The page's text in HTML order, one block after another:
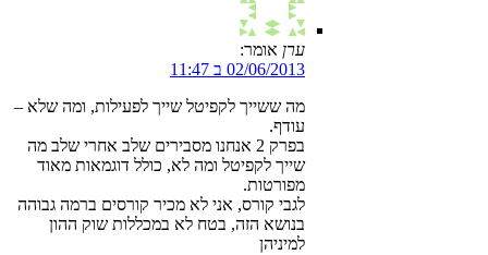
ערן אומר:
02/06/2013 ב 11:47
מה ששייך לקפיטל שייך לפעילות, ומה שלא –
עודף.
בפרק 2 אנחנו מסבירים שלב אחרי שלב מה
שייך לקפיטל ומה לא, כולל דוגמאות מאוד
מפורטות.
לגבי קורס, אני לא מכיר קורסים ברמה גבוהה
בנושא הזה, בטח לא במכללות שוק ההון
למיניהן